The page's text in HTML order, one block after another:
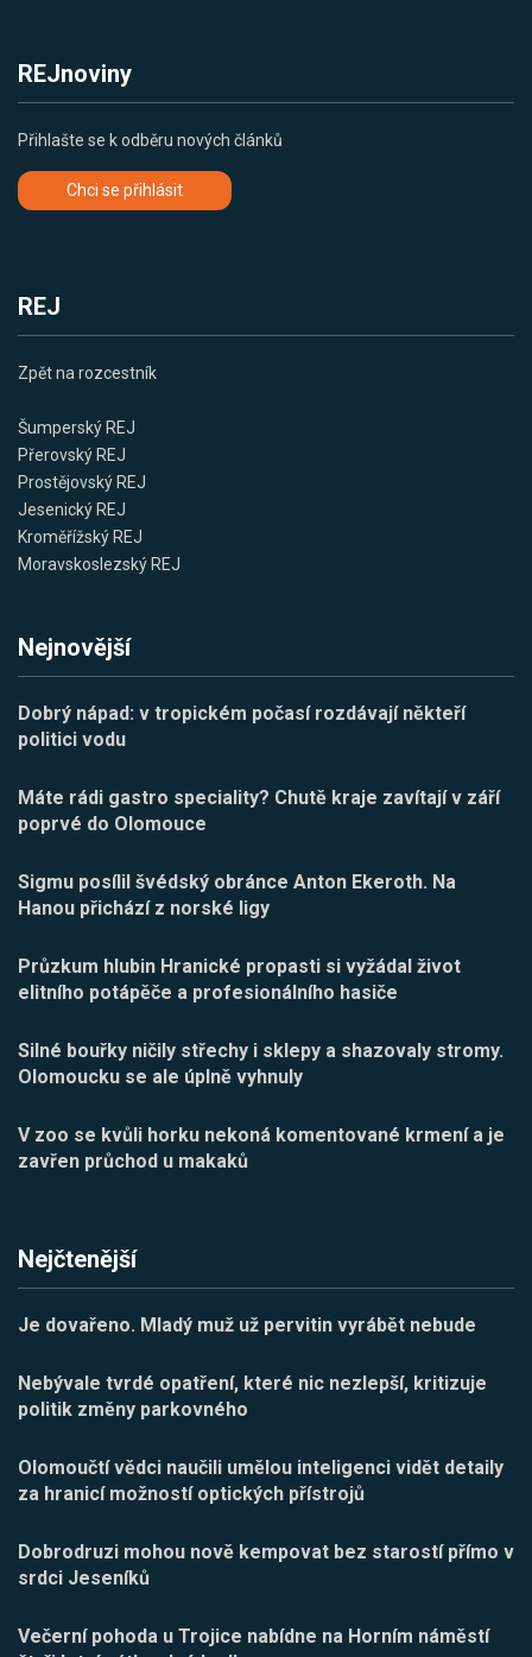
REJnoviny
Přihlašte se k odběru nových článků
Chci se přihlásit
REJ
Zpět na rozcestník
Šumperský REJ
Přerovský REJ
Prostějovský REJ
Jesenický REJ
Kroměřížský REJ
Moravskoslezský REJ
Nejnovější
Dobrý nápad: v tropickém počasí rozdávají někteří
politici vodu
Máte rádi gastro speciality? Chutě kraje zavítají v září
poprvé do Olomouce
Sigmu posílil švédský obránce Anton Ekeroth. Na
Hanou přichází z norské ligy
Průzkum hlubin Hranické propasti si vyžádal život
elitního potápěče a profesionálního hasiče
Silné bouřky ničily střechy i sklepy a shazovaly stromy.
Olomoucku se ale úplně vyhnuly
V zoo se kvůli horku nekoná komentované krmení a je
zavřen průchod u makaků
Nejčtenější
Je dovařeno. Mladý muž už pervitin vyrábět nebude
Nebývale tvrdé opatření, které nic nezlepší, kritizuje
politik změny parkovného
Olomoučtí vědci naučili umělou inteligenci vidět detaily
za hranicí možností optických přístrojů
Dobrodruzi mohou nově kempovat bez starostí přímo v
srdci Jeseníků
Večerní pohoda u Trojice nabídne na Horním náměstí